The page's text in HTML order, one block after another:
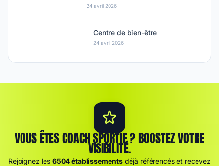
24 avril 2026
Centre de bien-être
24 avril 2026
VOUS ÊTES COACH SPORTIF ? BOOSTEZ VOTRE
VISIBILITÉ.
Rejoignez les 6504 établissements déjà référencés et recevez